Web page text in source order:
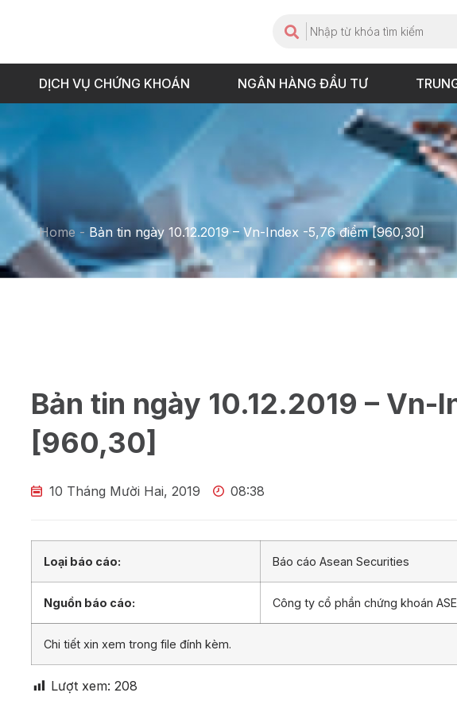
DỊCH VỤ CHỨNG KHOÁN NGÂN HÀNG ĐẦU TƯ
Home - Bản tin ngày 10.12.2019 – Vn-Index -5,76 điểm [960,30]
Bản tin ngày 10.12.2019 – Vn-
[960,30]
10 Tháng Mười Hai, 2019 08:38
Loại báo cáo: Báo cáo Asean Securities
Nguồn báo cáo: Công ty cổ phần chứng khoán
Chi tiết xin xem trong file đính kèm.
Lượt xem: 208